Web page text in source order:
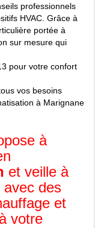
professionnels
HVAC. Grâce à
portée à
sur mesure qui
pour votre confort
vos besoins
à Marignane
à
et veille à
des
et
votre